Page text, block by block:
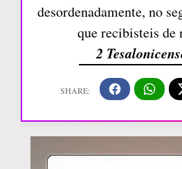
desordenadamente, no
que recibisteis de
2